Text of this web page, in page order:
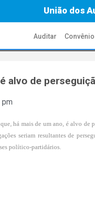
União dos
Auditar
alvo de
pm
há mais de um ano, é alvo
seriam resultantes de
político-partidários.